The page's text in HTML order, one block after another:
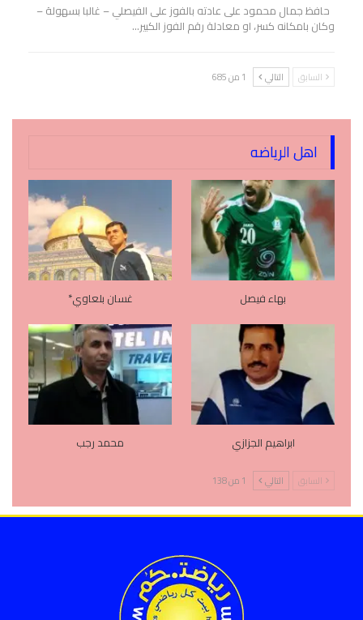
حافظ جمال محمود على عادته بالفوز على الفيصلي – غالبا بسهولة –
وكان بامكانه كسر، او معادلة رقم الفوز الكبير…
السابق التالي 1 من 685
اهل الرياضه
بهاء فيصل غسان بلعاوي*
ابراهيم الجزازي محمد رجب
السابق التالي 1 من 138